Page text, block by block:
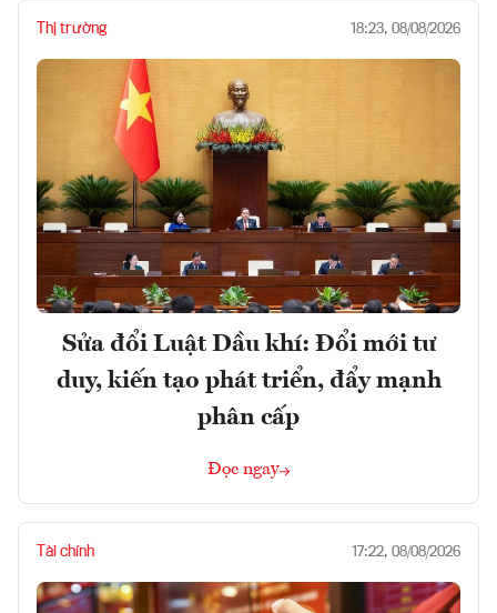
Thị trường 18:23, 08/08/2026
Sửa đổi Luật Dầu khí: Đổi mới tư
duy, kiến tạo phát triển, đẩy mạnh
phân cấp
Đọc ngay
Tài chính 17:22, 08/08/2026